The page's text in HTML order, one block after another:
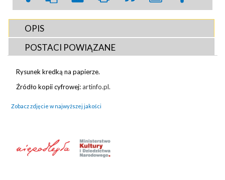
OPIS
POSTACI POWIĄZANE
Rysunek kredką na papierze.
Źródło kopii cyfrowej:artinfo.pl.
Zobacz zdjęcie w najwyższej jakości